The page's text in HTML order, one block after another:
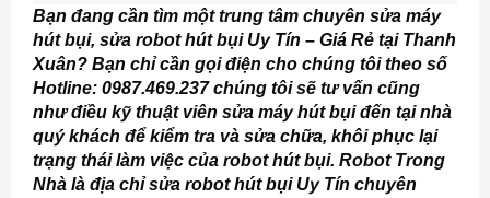
Bạn đang cần tìm một trung tâm chuyên sửa máy
hút bụi, sửa robot hút bụi Uy Tín – Giá Rẻ tại Thanh
Xuân? Bạn chỉ cần gọi điện cho chúng tôi theo số
Hotline: 0987.469.237 chúng tôi sẽ tư vấn cũng
như điều kỹ thuật viên sửa máy hút bụi đến tại nhà
quý khách để kiểm tra và sửa chữa, khôi phục lại
trạng thái làm việc của robot hút bụi. Robot Trong
Nhàlà địa chỉ sửa robot hút bụi Uy Tín chuyên